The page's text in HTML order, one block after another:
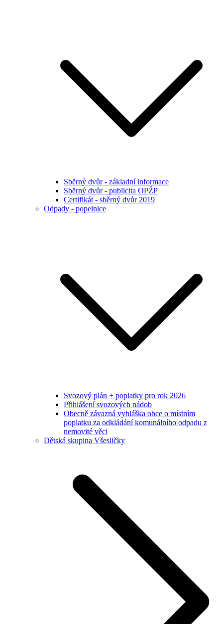
Sběrný dvůr - základní informace
Sběrný dvůr - publicita OPŽP
Certifikát - sběrný dvůr 2019
Odpady - popelnice
Svozový plán + poplatky pro rok 2026
Přihlášení svozových nádob
Obecně závazná vyhláška obce o místním
poplatku za odkládání komunálního odpadu z
nemovité věci
Dětská skupina Všesličky